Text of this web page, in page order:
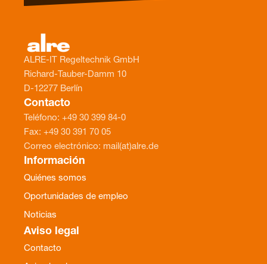
ALRE-IT Regeltechnik GmbH
Richard-Tauber-Damm 10
D-12277 Berlín
Contacto
Teléfono: +49 30 399 84-0
Fax: +49 30 391 70 05
Correo electrónico: mail(at)alre.de
Información
Quiénes somos
Oportunidades de empleo
Noticias
Aviso legal
Contacto